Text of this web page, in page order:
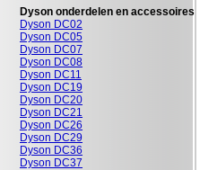
Dyson onderdelen en accessoires
Dyson DC02
Dyson DC05
Dyson DC07
Dyson DC08
Dyson DC11
Dyson DC19
Dyson DC20
Dyson DC21
Dyson DC26
Dyson DC29
Dyson DC36
Dyson DC37